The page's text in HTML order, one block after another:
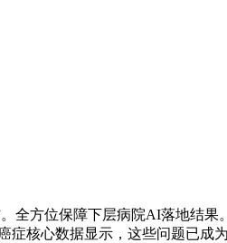
方位保障下层病院AI落地结果
症核心数据显示，这些问题已成